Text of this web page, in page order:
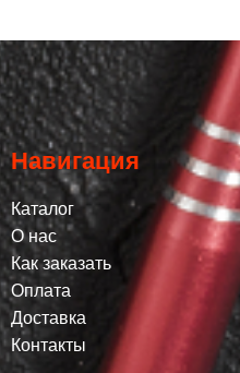
Навигация
Каталог
О нас
Как заказать
Оплата
Доставка
Контакты